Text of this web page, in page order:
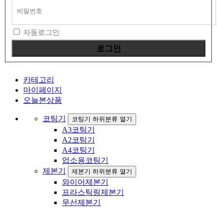
인
자동로그인
카테고리
마이페이지
오늘본상품
코팅기 코팅기 하위분류 열기
A3코팅기
A2코팅기
A4코팅기
업소용코팅기
제본기
제본기 하위분류 열기
와이어제본기
프라스틱링제본기
무선제본기